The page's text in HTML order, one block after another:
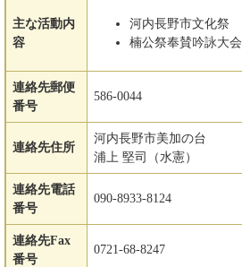
主な活動内
容
河内長野市文化祭
楠公祭奉賛吟詠大会
連絡先郵便
番号
586-0044
連絡先住所
河内長野市美加の台
浦上 堅司（水憲）
連絡先電話
番号
090-8933-8124
連絡先Fax
番号
0721-68-8247